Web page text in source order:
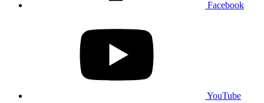
Facebook
YouTube